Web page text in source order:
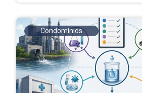
Condomínios